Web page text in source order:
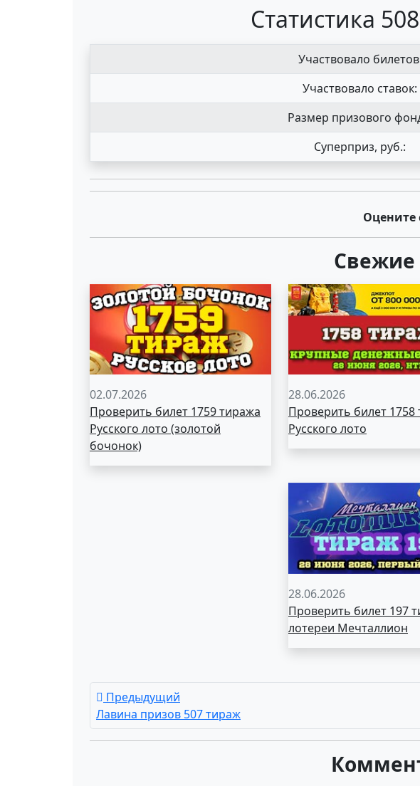
Статистика
Участвовало
Участвовало ставок:
Размер призового
Суперприз, руб.:
Оцените
Свежие
02.07.2026
Проверить билет 1759 тиража
Русского лото (золотой
бочонок)
28.06.2026
Проверить билет 1758
Русского лото
28.06.2026
Проверить билет 197
лотереи Мечталлион
Предыдущий
Лавина призов 507 тираж